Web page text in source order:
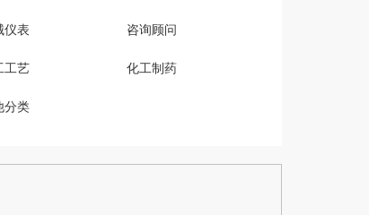
仪表 咨询顾问
工艺 化工制药
分类